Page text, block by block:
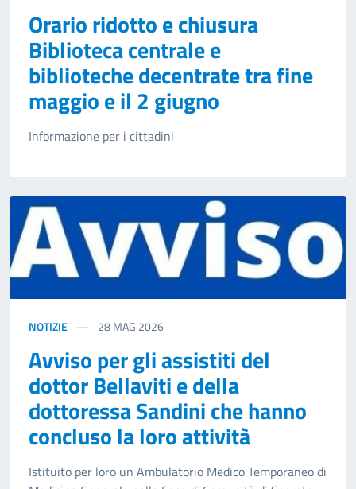
Orario ridotto e chiusura
Biblioteca centrale e
biblioteche decentrate tra fine
maggio e il 2 giugno
Informazione per i cittadini
NOTIZIE 28MAG 2026
Avviso per gli assistiti del
dottor Bellaviti e della
dottoressa Sandini che hanno
concluso la loro attività
Istituito per loro un Ambulatorio Medico Temporaneo di